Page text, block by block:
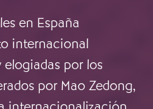
en España
internacional
por los
por Mao Zedong,